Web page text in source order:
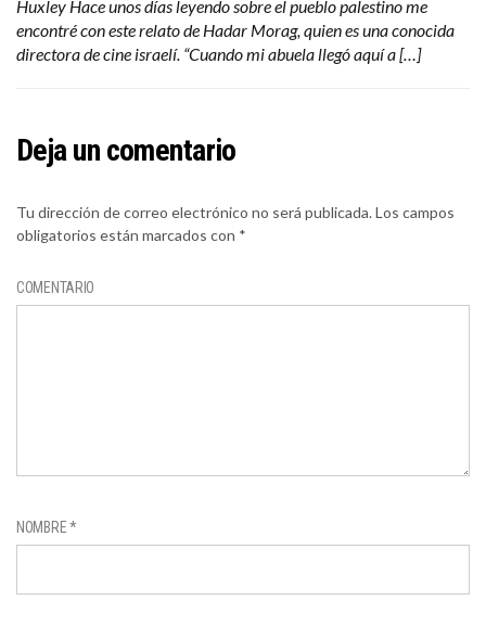
Huxley Hace unos días leyendo sobre el pueblo palestino me
encontré con este relato de Hadar Morag, quien es una conocida
directora de cine israelí. “Cuando mi abuela llegó aquí a […]
Deja un comentario
Tu dirección de correo electrónico no será publicada.Los campos
obligatorios están marcados con *
COMENTARIO
NOMBRE*